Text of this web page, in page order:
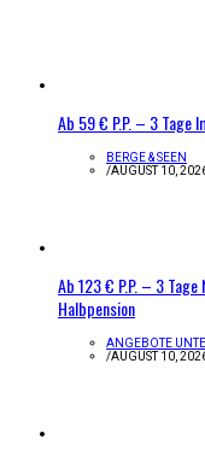
Ab 59 € P.P. – 3 Tage
BERGE & SEEN
/AUGUST 10,
Ab 123 € P.P. – 3
Halbpension
ANGEBOTE
/AUGUST 10,